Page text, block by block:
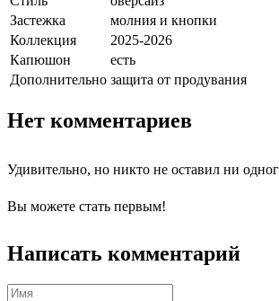
Застежка
молния и кнопки
Коллекция
2025-2026
Капюшон
есть
Дополнительно защита от продувания
Нет комментариев
Удивительно, но никто не оставил ни
Вы можете стать первым!
Написать комментарий